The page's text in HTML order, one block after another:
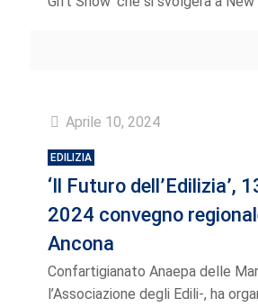
Aprile 10, 2024
EDILIZIA
‘Il Futuro dell’Edilizia’,
2024 convegno
Ancona
Confartigianato Anaepa delle
l’Associazione degli Edili-, ha